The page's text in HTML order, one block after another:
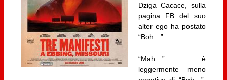
Dziga Cacace, sulla
pagina FB del suo
alter ego ha postato
“Boh…”
“Mah…” è
leggermente meno